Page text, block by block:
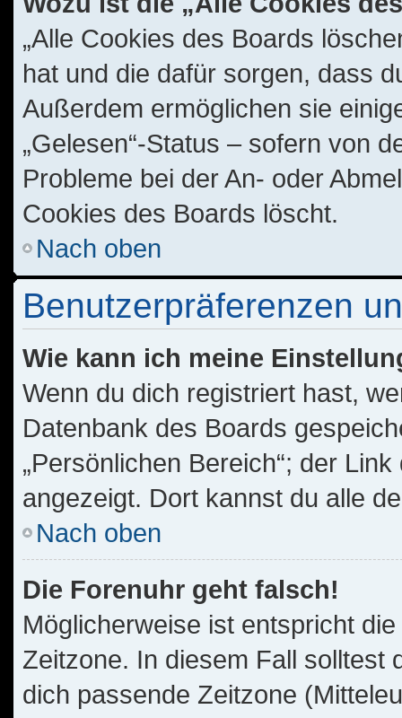
„Alle Cookies des Boards
hat und die dafür sorgen, dass
Außerdem ermöglichen sie
„Gelesen“-Status – sofern von
Probleme bei der An- oder
Cookies des Boards löscht.
Nach oben
Benutzerpräferenzen
Wie kann ich meine
Wenn du dich registriert hast,
Datenbank des Boards
„Persönlichen Bereich“; der
angezeigt. Dort kannst du alle
Nach oben
Die Forenuhr geht falsch!
Möglicherweise ist entspricht
Zeitzone. In diesem Fall solltest
dich passende Zeitzone